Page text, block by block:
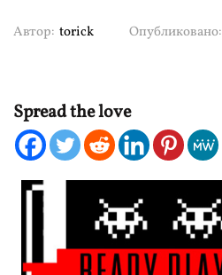
Автор: torick Опубликовано:
Spread the love